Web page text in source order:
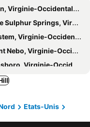
Virginie-Occidentale Hôtels
Springs, Virginie-Occidentale Hôtels
Virginie-Occidentale Hôtels
Virginie-Occidentale Hôtels
Virginie-Occidentale Hôtels
Virginie-Occidentale Hôtels
Virginie-Occidentale Hôtels
Virginie-Occidentale Hôtels
Etats-Unis